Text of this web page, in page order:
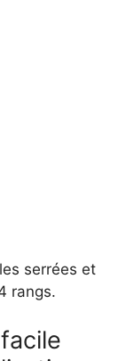
serrées et
rangs.